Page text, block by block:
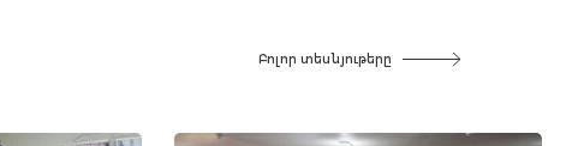
Բոլոր տեսնյութերը